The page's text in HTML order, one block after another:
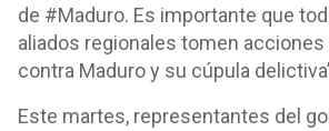
de #Maduro. Es importante que
aliados regionales tomen
contra Maduro y su cúpula
Este martes, representantes del